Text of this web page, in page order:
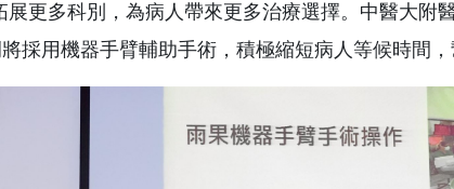
展更多科別，為病人帶來更多治療選擇。中醫大附
採用機器手臂輔助手術，積極縮短病人等候時間，